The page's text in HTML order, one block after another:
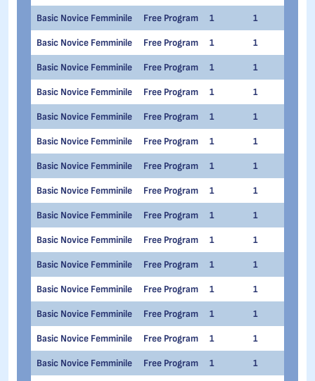
Basic Novice Femminile Free Program 1 1
Basic Novice Femminile Free Program 1 1
Basic Novice Femminile Free Program 1 1
Basic Novice Femminile Free Program 1 1
Basic Novice Femminile Free Program 1 1
Basic Novice Femminile Free Program 1 1
Basic Novice Femminile Free Program 1 1
Basic Novice Femminile Free Program 1 1
Basic Novice Femminile Free Program 1 1
Basic Novice Femminile Free Program 1 1
Basic Novice Femminile Free Program 1 1
Basic Novice Femminile Free Program 1 1
Basic Novice Femminile Free Program 1 1
Basic Novice Femminile Free Program 1 1
Basic Novice Femminile Free Program 1 1